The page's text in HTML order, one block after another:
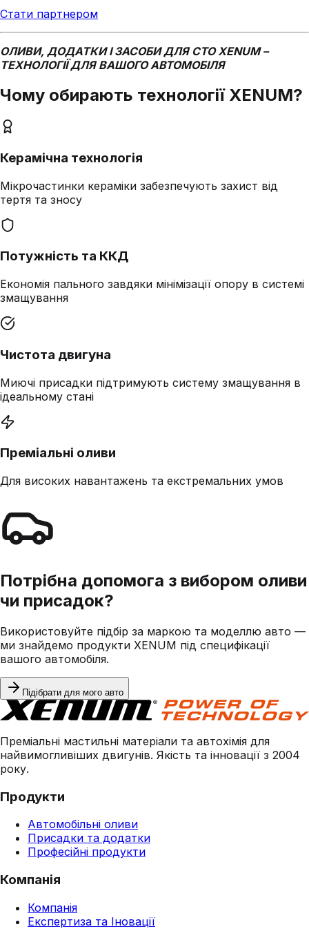
Стати партнером
ОЛИВИ, ДОДАТКИ І ЗАСОБИ ДЛЯ СТО XENUM –
ТЕХНОЛОГІЇ ДЛЯ ВАШОГО АВТОМОБІЛЯ
Чому обирають технології XENUM?
Керамічна технологія
Мікрочастинки кераміки забезпечують захист від
тертя та зносу
Потужність та ККД
Економія пального завдяки мінімізації опору в системі
змащування
Чистота двигуна
Миючі присадки підтримують систему змащування в
ідеальному стані
Преміальні оливи
Для високих навантажень та екстремальних умов
Потрібна допомога з вибором оливи
чи присадок?
Використовуйте підбір за маркою та моделлю авто —
ми знайдемо продукти XENUM під специфікації
вашого автомобіля.
Підібрати для мого авто
Преміальні мастильні матеріали та автохімія для
найвимогливіших двигунів. Якість та інновації з 2004
року.
Продукти
Автомобільні оливи
Присадки та додатки
Професійні продукти
Компанія
Компанія
Експертиза та Іновації